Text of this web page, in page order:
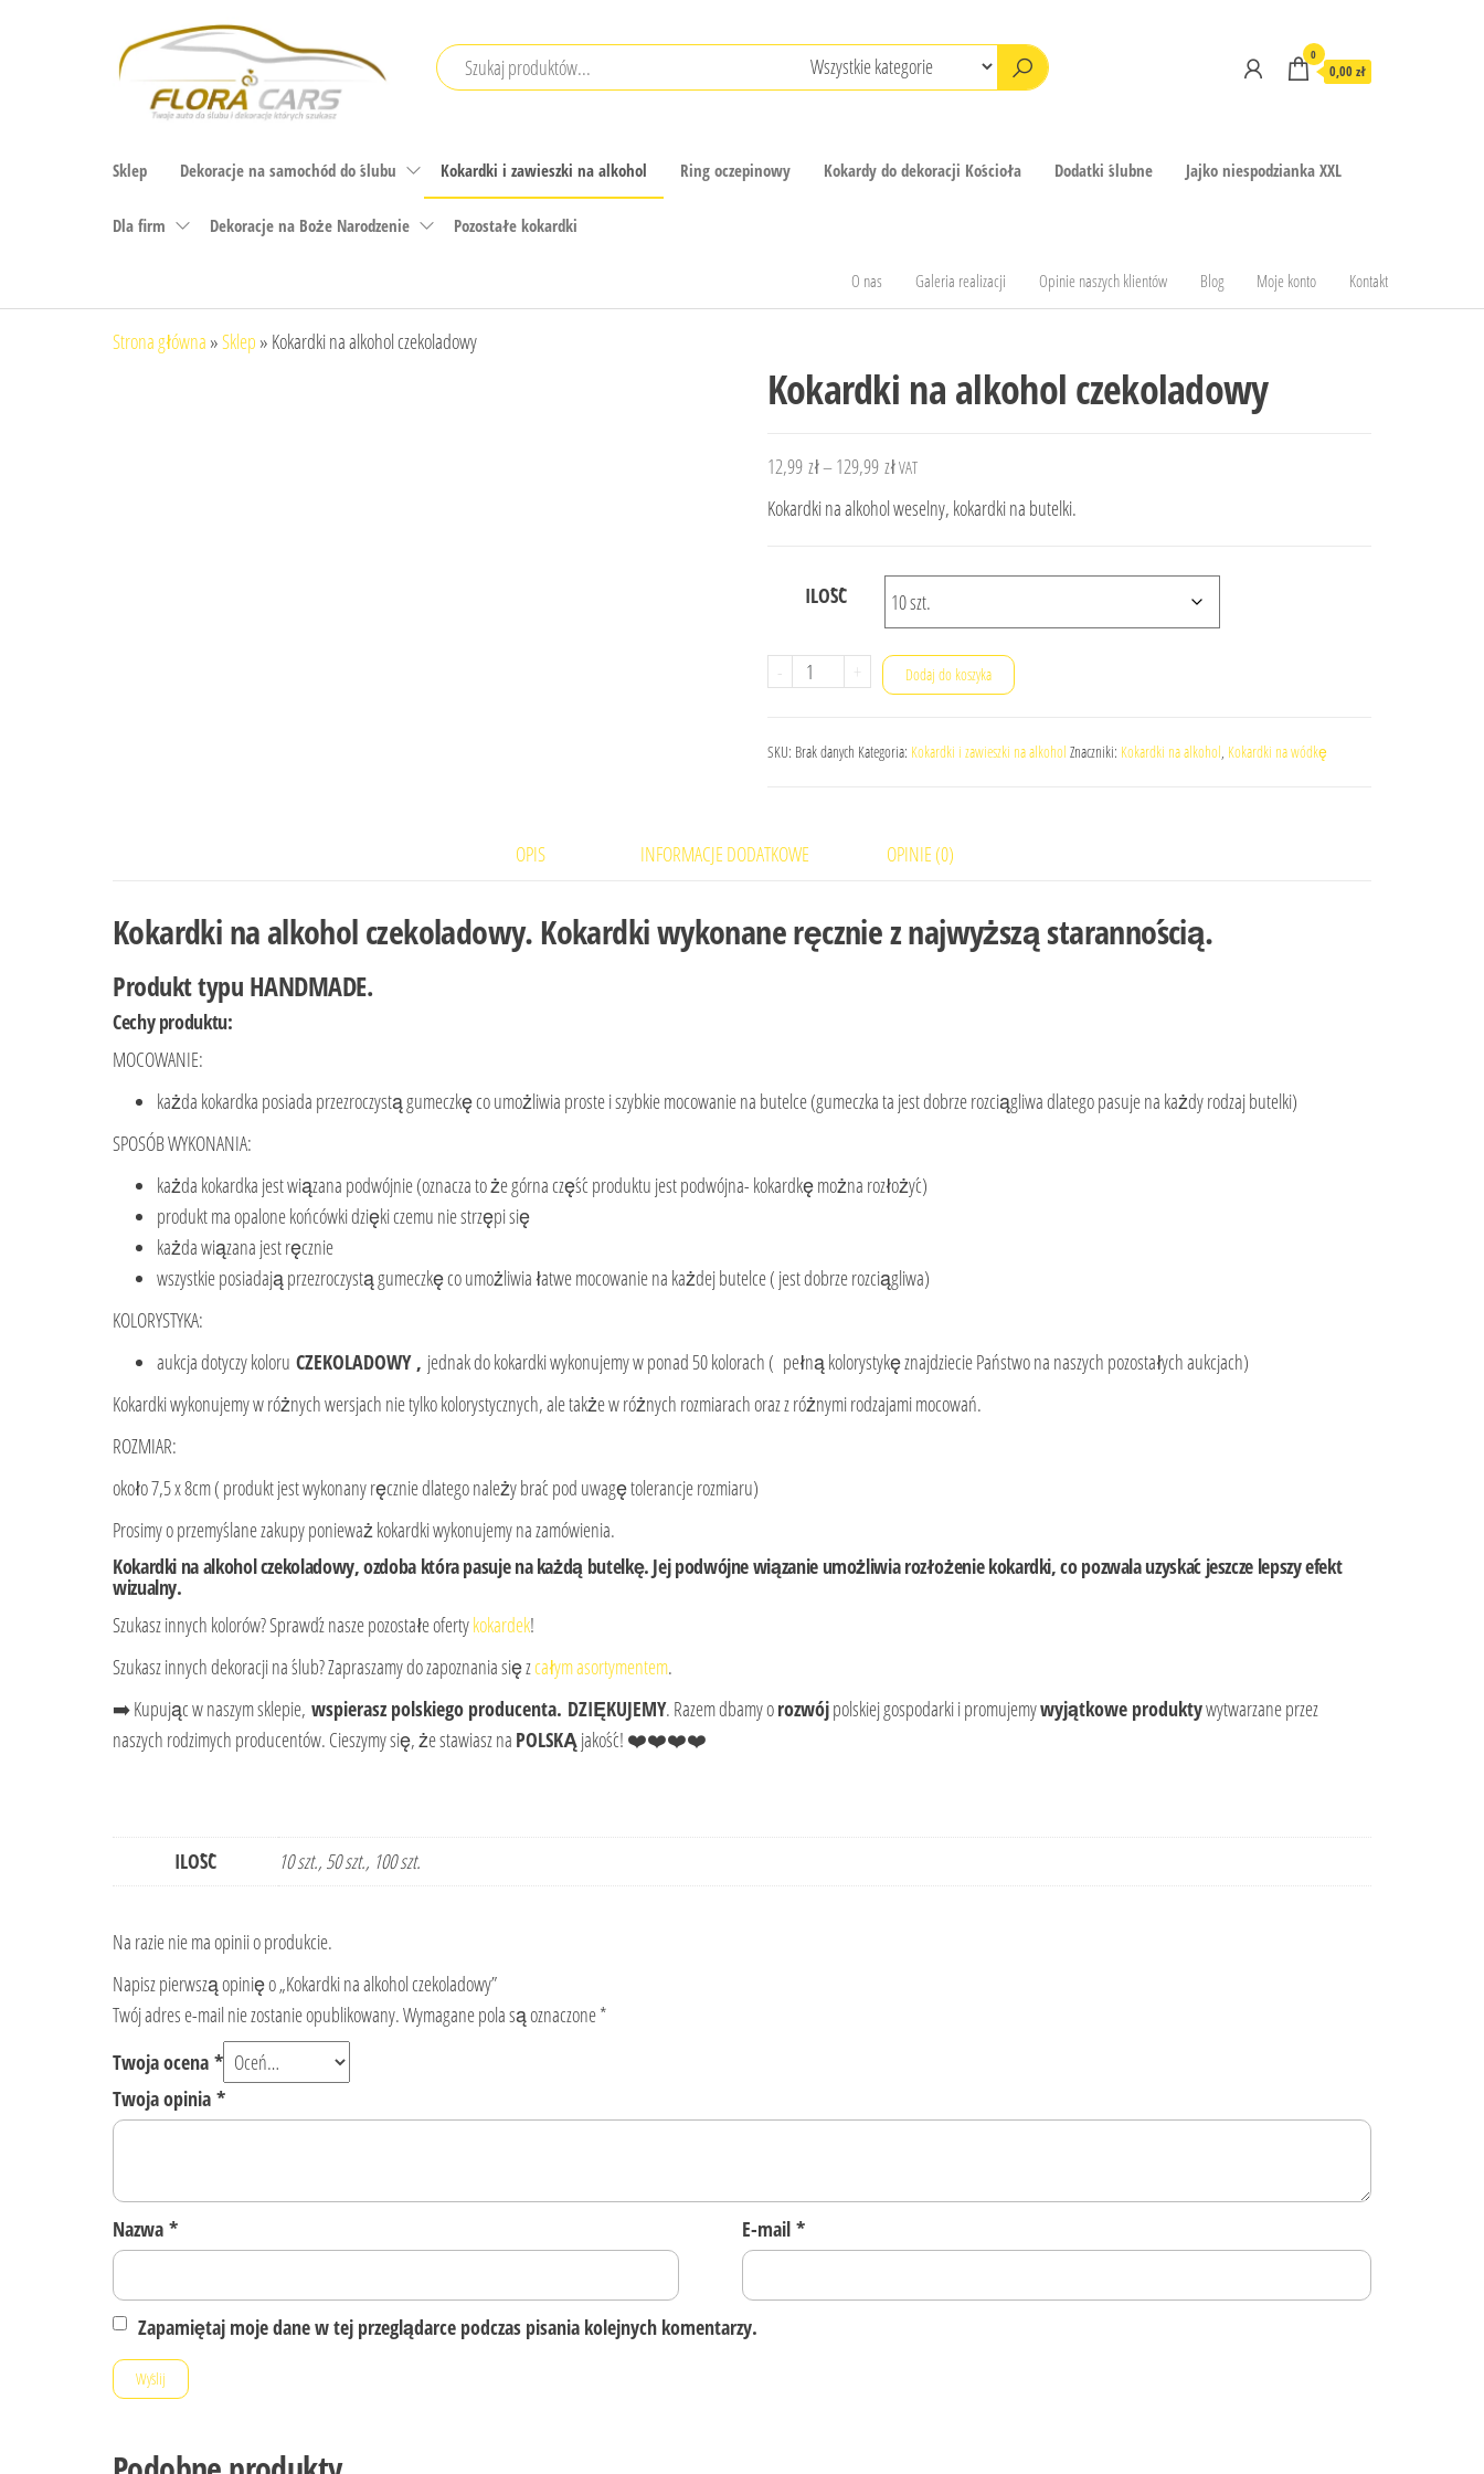
DEKORACJI
ŚLUBNYCH I
0
0,00 zł
Sklep Dekoracje na samochód do ślubu Kokardki i zawieszki na alkohol Ring oczepinowy Kokardy do dekoracji Kościoła Dodatki ślubne Jajko niespodzianka XXL
Dla firm Dekoracje na Boże Narodzenie Pozostałe kokardki
O nas Galeria realizacji Opinie naszych klientów Blog Moje konto Kontakt
Strona główna »Sklep » Kokardki na alkohol czekoladowy
Kokardki na alkohol czekoladowy
12,99 zł–129,99 złZakres
do
VAT
Kokardki na alkohol weselny, kokardki na butelki.
ILOŚĆ
-
ilość
alkohol
+ Dodaj do koszyka
SKU: Brak danych Kategoria: Kokardki i zawieszki na alkohol Znaczniki: Kokardki na alkohol, Kokardki na wódkę
OPIS INFORMACJE DODATKOWE OPINIE (0)
Kokardki na alkohol czekoladowy. Kokardki wykonane ręcznie z najwyższą starannością.
Produkt typu HANDMADE.
Cechy produktu:
MOCOWANIE:
każda kokardka posiada przezroczystą gumeczkę co umożliwia proste i szybkie mocowanie na butelce (gumeczka ta jest dobrze rozciągliwa dlatego pasuje na każdy rodzaj butelki)
SPOSÓB WYKONANIA:
każda kokardka jest wiązana podwójnie (oznacza to że górna część produktu jest podwójna- kokardkę można rozłożyć)
produkt ma opalone końcówki dzięki czemu nie strzępi się
każda wiązana jest ręcznie
wszystkie posiadają przezroczystą gumeczkę co umożliwia łatwe mocowanie na każdej butelce ( jest dobrze rozciągliwa)
KOLORYSTYKA:
aukcja dotyczy koloru CZEKOLADOWY , jednak do kokardki wykonujemy w ponad 50 kolorach ( pełną kolorystykę znajdziecie Państwo na naszych pozostałych aukcjach)
Kokardki wykonujemy w różnych wersjach nie tylko kolorystycznych, ale także w różnych rozmiarach oraz z różnymi rodzajami mocowań.
ROZMIAR:
około 7,5 x 8cm ( produkt jest wykonany ręcznie dlatego należy brać pod uwagę tolerancje rozmiaru)
Prosimy o przemyślane zakupy ponieważ kokardki wykonujemy na zamówienia.
Kokardki na alkohol czekoladowy, ozdoba która pasuje na każdą butelkę. Jej podwójne wiązanie umożliwia rozłożenie kokardki, co pozwala uzyskać jeszcze lepszy efekt
wizualny.
Szukasz innych kolorów? Sprawdź nasze pozostałe ofertykokardek!
Szukasz innych dekoracji na ślub? Zapraszamy do zapoznania się zcałym asortymentem.
➡️ Kupując w naszym sklepie, wspierasz polskiego producenta. DZIĘKUJEMY. Razem dbamy orozwójpolskiej gospodarki i promujemywyjątkowe produktywytwarzane przez
naszych rodzimych producentów. Cieszymy się, że stawiasz na POLSKĄjakość! ❤️❤️❤️❤️
ILOŚĆ 10 szt., 50 szt., 100 szt.
Na razie nie ma opinii o produkcie.
Napisz pierwszą opinię o „Kokardki na alkohol czekoladowy”
Twój adres e-mail nie zostanie opublikowany.Wymagane pola są oznaczone*
Twoja ocena *
Twoja opinia *
Nazwa * E-mail *
Zapamiętaj moje dane w tej przeglądarce podczas pisania kolejnych komentarzy.